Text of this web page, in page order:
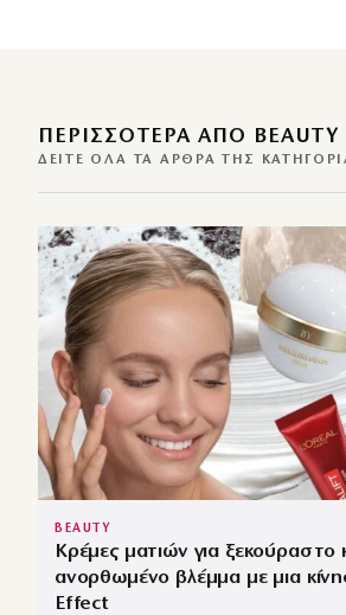
ΠΕΡΙΣΣΌΤΕΡΑ ΑΠΌ BEAUTY
ΔΕΊΤΕ ΌΛΑ ΤΑ ΆΡΘΡΑ ΤΗΣ
BEAUTY
Κρέμες ματιών για ξεκούραστο
ανορθωμένο βλέμμα με μια
Effect